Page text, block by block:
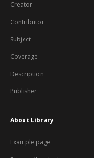
Creator
Contributor
Subject
Coverage
Description
Publisher
About Library
Example page